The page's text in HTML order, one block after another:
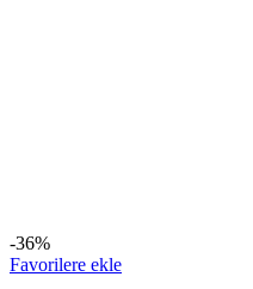
-36%
Favorilere ekle